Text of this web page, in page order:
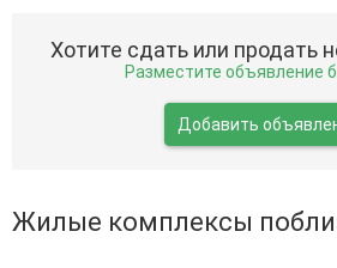
Хотите сдать или продать
Разместите объявление
Добавить
Жилые комплексы